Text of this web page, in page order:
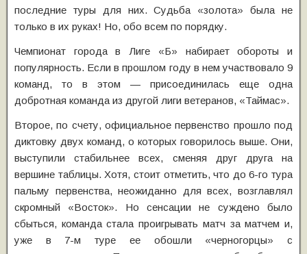
последние туры для них. Судьба «золота» была не
только в их руках! Но, обо всем по порядку.
Чемпионат города в Лиге «Б» набирает обороты и
популярность. Если в прошлом году в нем участвовало 9
команд, то в этом — присоединилась еще одна
добротная команда из другой лиги ветеранов, «Таймас».
Второе, по счету, официальное первенство прошло под
диктовку двух команд, о которых говорилось выше. Они,
выступили стабильнее всех, сменяя друг друга на
вершине таблицы. Хотя, стоит отметить, что до 6-го тура
пальму первенства, неожиданно для всех, возглавлял
скромный «Восток». Но сенсации не суждено было
сбыться, команда стала проигрывать матч за матчем и,
уже в 7-м туре ее обошли «черногорцы» с